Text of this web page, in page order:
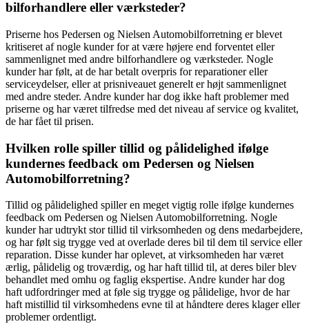
bilforhandlere eller værksteder?
Priserne hos Pedersen og Nielsen Automobilforretning er blevet
kritiseret af nogle kunder for at være højere end forventet eller
sammenlignet med andre bilforhandlere og værksteder. Nogle
kunder har følt, at de har betalt overpris for reparationer eller
serviceydelser, eller at prisniveauet generelt er højt sammenlignet
med andre steder. Andre kunder har dog ikke haft problemer med
priserne og har været tilfredse med det niveau af service og kvalitet,
de har fået til prisen.
Hvilken rolle spiller tillid og pålidelighed ifølge
kundernes feedback om Pedersen og Nielsen
Automobilforretning?
Tillid og pålidelighed spiller en meget vigtig rolle ifølge kundernes
feedback om Pedersen og Nielsen Automobilforretning. Nogle
kunder har udtrykt stor tillid til virksomheden og dens medarbejdere,
og har følt sig trygge ved at overlade deres bil til dem til service eller
reparation. Disse kunder har oplevet, at virksomheden har været
ærlig, pålidelig og troværdig, og har haft tillid til, at deres biler blev
behandlet med omhu og faglig ekspertise. Andre kunder har dog
haft udfordringer med at føle sig trygge og pålidelige, hvor de har
haft mistillid til virksomhedens evne til at håndtere deres klager eller
problemer ordentligt.